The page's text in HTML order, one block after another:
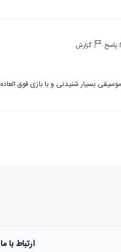
پاسخ گزارش
بسیار شنیدنی و با بازی فوق
ارتباط با ما